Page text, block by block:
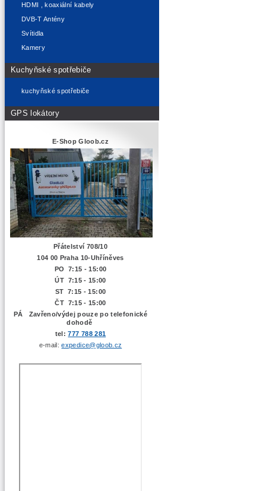
HDMI , koaxiální kabely
DVB-T Antény
Svítidla
Kamery
Kuchyňské spotřebiče
kuchyňské spotřebiče
GPS lokátory
E-Shop Gloob.cz
Přátelství 708/10
104 00 Praha 10-Uhříněves
PO 7:15 - 15:00
ÚT 7:15 - 15:00
ST 7:15 - 15:00
ČT 7:15 - 15:00
PÁ Zavřeno/výdej pouze po telefonické
dohodě
tel:777 788 281
e-mail:expedice@gloob.cz